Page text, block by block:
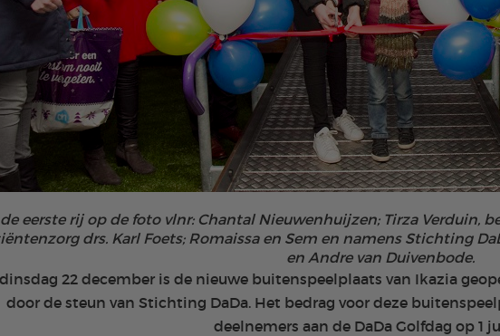
eerste rij op de foto vlnr: Chantal Nieuwenhuijzen; Tirza Verduin,
drs. Karl Foets; Romaissa en Sem en namens Stichting
en Andre van Duivenbode.
22 december is de nieuwe buitenspeelplaats van Ikazia
door de steun van Stichting DaDa. Het bedrag voor deze
deelnemers aan de DaDa Golfdag op 1